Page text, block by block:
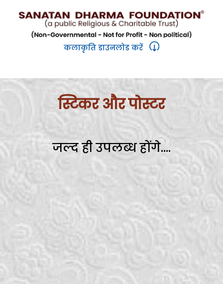
कलाकृति डाउनलोड करें
स्टिकर और पोस्टर
जल्द ही उपलब्ध होंगे....